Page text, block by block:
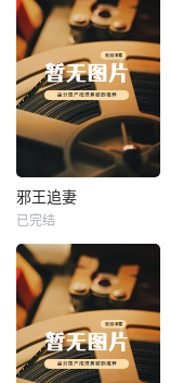
热播
邪王追妻
未知
邪王追妻
已完结